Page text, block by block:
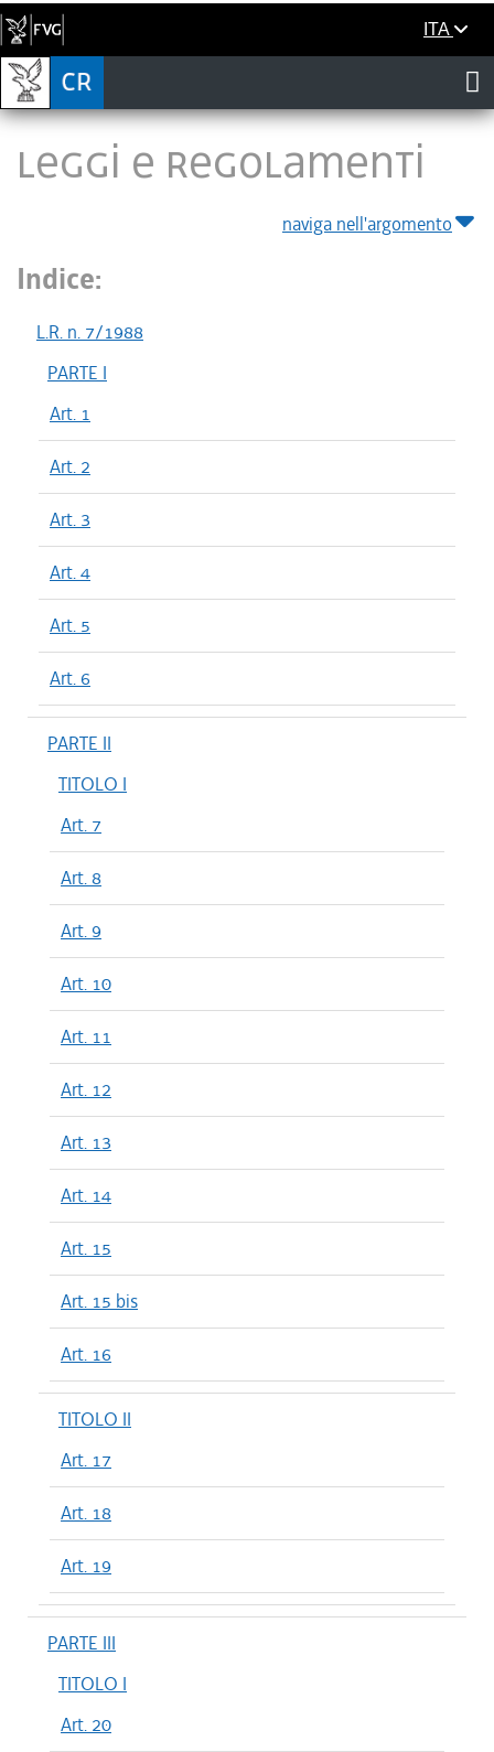
ITA
LEGGI E REGOLAMENTI
naviga nell'argomento
Indice:
L.R. n. 7/1988
PARTE I
Art. 1
Art. 2
Art. 3
Art. 4
Art. 5
Art. 6
PARTE II
TITOLO I
Art. 7
Art. 8
Art. 9
Art. 10
Art. 11
Art. 12
Art. 13
Art. 14
Art. 15
Art. 15 bis
Art. 16
TITOLO II
Art. 17
Art. 18
Art. 19
PARTE III
TITOLO I
Art. 20